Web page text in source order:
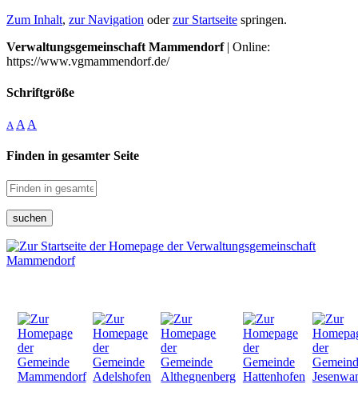
Zum Inhalt, zur Navigation oderzur Startseite springen.
Verwaltungsgemeinschaft Mammendorf| Online:
https://www.vgmammendorf.de/
Schriftgröße
A A A
Finden in gesamter Seite
suchen